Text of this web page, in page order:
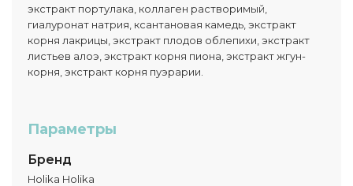
экстракт портулака, коллаген растворимый,
гиалуронат натрия, ксантановая камедь, экстракт
корня лакрицы, экстракт плодов облепихи, экстракт
листьев алоэ, экстракт корня пиона, экстракт жгун-
корня, экстракт корня пуэрарии.
Параметры
Бренд
Holika Holika